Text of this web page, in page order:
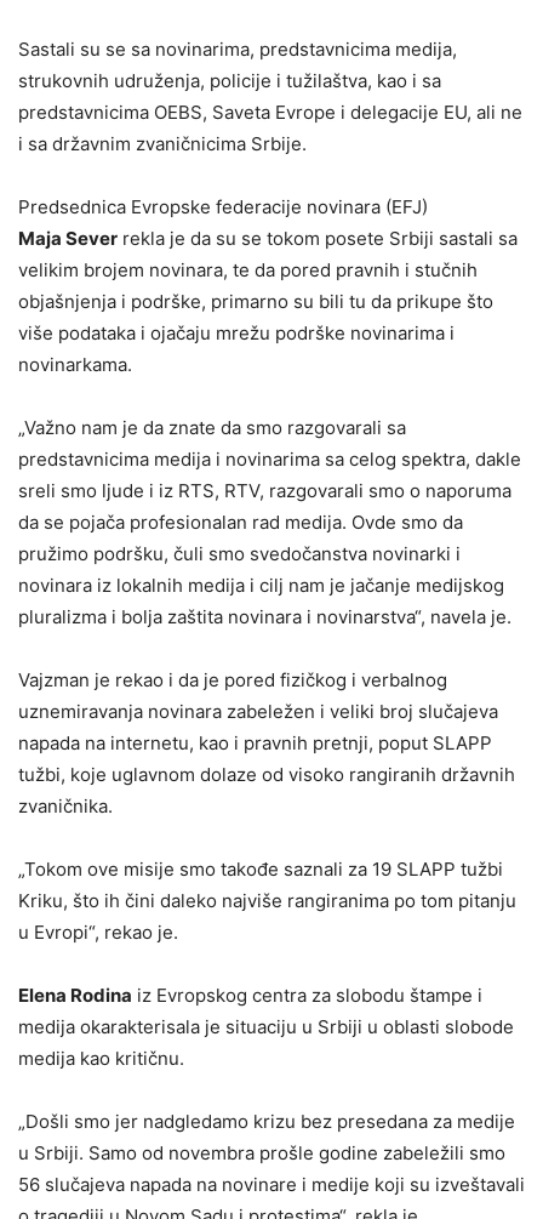
Sastali su se sa novinarima, predstavnicima medija,
strukovnih udruženja, policije i tužilaštva, kao i sa
predstavnicima OEBS, Saveta Evrope i delegacije EU, ali ne
i sa državnim zvaničnicima Srbije.
Predsednica Evropske federacije novinara (EFJ)
Maja Sever rekla je da su se tokom posete Srbiji sastali sa
velikim brojem novinara, te da pored pravnih i stučnih
objašnjenja i podrške, primarno su bili tu da prikupe što
više podataka i ojačaju mrežu podrške novinarima i
novinarkama.
„Važno nam je da znate da smo razgovarali sa
predstavnicima medija i novinarima sa celog spektra, dakle
sreli smo ljude i iz RTS, RTV, razgovarali smo o naporuma
da se pojača profesionalan rad medija. Ovde smo da
pružimo podršku, čuli smo svedočanstva novinarki i
novinara iz lokalnih medija i cilj nam je jačanje medijskog
pluralizma i bolja zaštita novinara i novinarstva“, navela je.
Vajzman je rekao i da je pored fizičkog i verbalnog
uznemiravanja novinara zabeležen i veliki broj slučajeva
napada na internetu, kao i pravnih pretnji, poput SLAPP
tužbi, koje uglavnom dolaze od visoko rangiranih državnih
zvaničnika.
„Tokom ove misije smo takođe saznali za 19 SLAPP tužbi
Kriku, što ih čini daleko najviše rangiranima po tom pitanju
u Evropi“, rekao je.
Elena Rodina iz Evropskog centra za slobodu štampe i
medija okarakterisala je situaciju u Srbiji u oblasti slobode
medija kao kritičnu.
„Došli smo jer nadgledamo krizu bez presedana za medije
u Srbiji. Samo od novembra prošle godine zabeležili smo
56 slučajeva napada na novinare i medije koji su izveštavali